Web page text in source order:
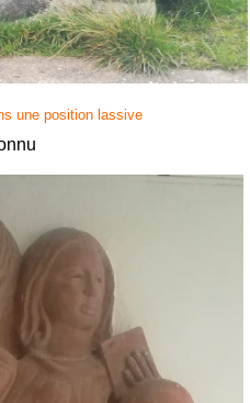
une position lassive